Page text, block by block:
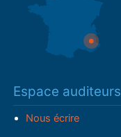
Espace auditeurs
Nous écrire